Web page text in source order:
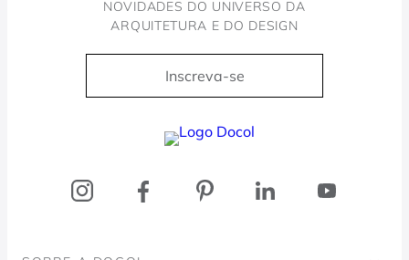
NOVIDADES DO UNIVERSO DA
ARQUITETURA E DO DESIGN
Inscreva-se